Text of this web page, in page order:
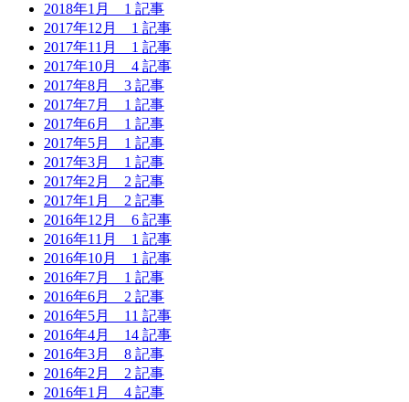
2018年1月 1 記事
2017年12月 1 記事
2017年11月 1 記事
2017年10月 4 記事
2017年8月 3 記事
2017年7月 1 記事
2017年6月 1 記事
2017年5月 1 記事
2017年3月 1 記事
2017年2月 2 記事
2017年1月 2 記事
2016年12月 6 記事
2016年11月 1 記事
2016年10月 1 記事
2016年7月 1 記事
2016年6月 2 記事
2016年5月 11 記事
2016年4月 14 記事
2016年3月 8 記事
2016年2月 2 記事
2016年1月 4 記事